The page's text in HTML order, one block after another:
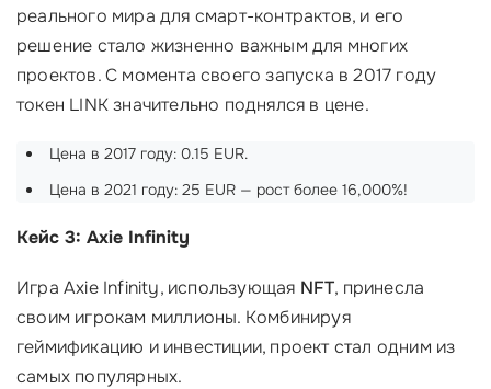
реального мира для смарт-контрактов, и его
решение стало жизненно важным для многих
проектов. С момента своего запуска в 2017 году
токен LINK значительно поднялся в цене.
Цена в 2017 году: 0.15 EUR.
Цена в 2021 году: 25 EUR — рост более 16,000%!
Кейс 3: Axie Infinity
Игра Axie Infinity, использующая NFT, принесла
своим игрокам миллионы. Комбинируя
геймификацию и инвестиции, проект стал одним из
самых популярных.